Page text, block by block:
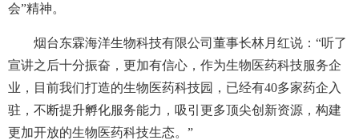
会”精神。
烟台东霖海洋生物科技有限公司董事长林月红说：“听了
宣讲之后十分振奋，更加有信心，作为生物医药科技服务企
业，目前我们打造的生物医药科技园，已经有40多家药企入
驻，不断提升孵化服务能力，吸引更多顶尖创新资源，构建
更加开放的生物医药科技生态。”